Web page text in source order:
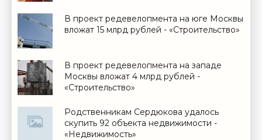
В проект редевелопмента на юге Москвы
вложат 15 млрд рублей - «Строительство»
В проект редевелопмента на западе
Москвы вложат 4 млрд рублей -
«Строительство»
Родственникам Сердюкова удалось
скупить 92 объекта недвижимости -
«Недвижимость»